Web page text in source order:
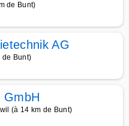
de Bunt)
AG
de Bunt)
GmbH
(à 14 km de Bunt)